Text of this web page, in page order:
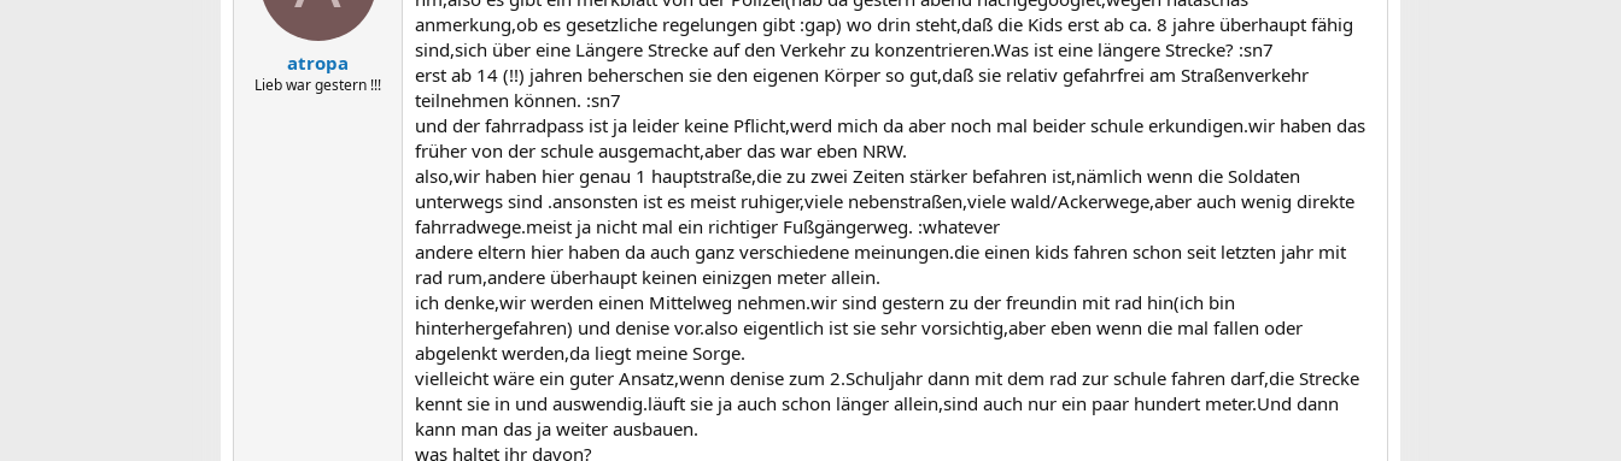
atropa
Lieb war gestern !!!
anmerkung,ob es gesetzliche regelungen gibt :gap) wo drin steht,daß die Kids erst ab ca. 8 jahre überhaupt fähig
sind,sich über eine Längere Strecke auf den Verkehr zu konzentrieren.Was ist eine längere Strecke? :sn7
erst ab 14 (!!) jahren beherschen sie den eigenen Körper so gut,daß sie relativ gefahrfrei am Straßenverkehr
teilnehmen können. :sn7
und der fahrradpass ist ja leider keine Pflicht,werd mich da aber noch mal beider schule erkundigen.wir haben das
früher von der schule ausgemacht,aber das war eben NRW.
also,wir haben hier genau 1 hauptstraße,die zu zwei Zeiten stärker befahren ist,nämlich wenn die Soldaten
unterwegs sind .ansonsten ist es meist ruhiger,viele nebenstraßen,viele wald/Ackerwege,aber auch wenig direkte
fahrradwege.meist ja nicht mal ein richtiger Fußgängerweg. :whatever
andere eltern hier haben da auch ganz verschiedene meinungen.die einen kids fahren schon seit letzten jahr mit
rad rum,andere überhaupt keinen einizgen meter allein.
ich denke,wir werden einen Mittelweg nehmen.wir sind gestern zu der freundin mit rad hin(ich bin
hinterhergefahren) und denise vor.also eigentlich ist sie sehr vorsichtig,aber eben wenn die mal fallen oder
abgelenkt werden,da liegt meine Sorge.
vielleicht wäre ein guter Ansatz,wenn denise zum 2.Schuljahr dann mit dem rad zur schule fahren darf,die Strecke
kennt sie in und auswendig.läuft sie ja auch schon länger allein,sind auch nur ein paar hundert meter.Und dann
kann man das ja weiter ausbauen.
was haltet ihr davon?